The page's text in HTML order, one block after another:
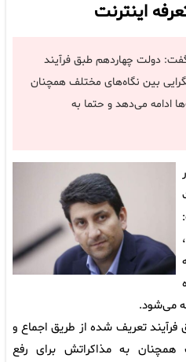
اینترنت
گفت: دولت چهاردهم طبق فرآیند
بین نگاه‌های مختلف همچنان
ادامه می‌دهد و حتما به
می‌شود.
تعریف شده از طریق اجماع و
همچنان به مذاکراتش برای رفع